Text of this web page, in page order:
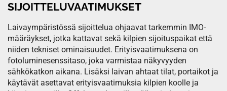
SIJOITTELUVAATIMUKSET
Laivaympäristössä sijoittelua ohjaavat tarkemmin IMO-
määräykset, jotka kattavat sekä kilpien sijoituspaikat että
niiden tekniset ominaisuudet. Erityisvaatimuksena on
fotoluminesenssitaso, joka varmistaa näkyvyyden
sähkökatkon aikana. Lisäksi laivan ahtaat tilat, portaikot ja
käytävät asettavat erityisvaatimuksia kilpien koolle ja